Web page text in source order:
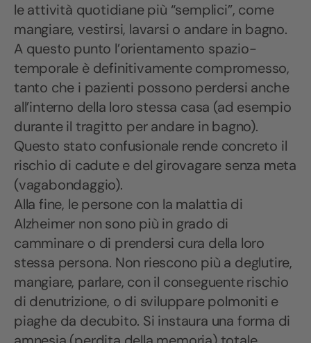
le attività quotidiane più “semplici”, come
mangiare, vestirsi, lavarsi o andare in bagno.
A questo punto l’orientamento spazio-
temporale è definitivamente compromesso,
tanto che i pazienti possono perdersi anche
all’interno della loro stessa casa (ad esempio
durante il tragitto per andare in bagno).
Questo stato confusionale rende concreto il
rischio di cadute e del girovagare senza meta
(vagabondaggio).
Alla fine, le persone con la malattia di
Alzheimer non sono più in grado di
camminare o di prendersi cura della loro
stessa persona. Non riescono più a deglutire,
mangiare, parlare, con il conseguente rischio
di denutrizione, o di sviluppare polmoniti e
piaghe da decubito. Si instaura una forma di